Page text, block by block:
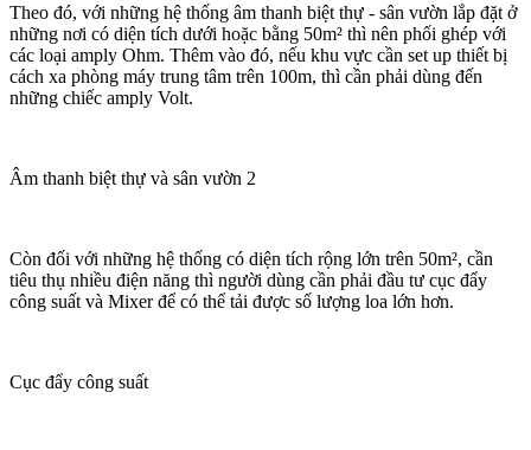
Theo đó, với những hệ thống âm thanh biệt thự - sân vườn lắp đặt ở
những nơi có diện tích dưới hoặc bằng 50m² thì nên phối ghép với
các loại amply Ohm. Thêm vào đó, nếu khu vực cần set up thiết bị
cách xa phòng máy trung tâm trên 100m, thì cần phải dùng đến
những chiếc amply Volt.
Âm thanh biệt thự và sân vườn 2
Còn đối với những hệ thống có diện tích rộng lớn trên 50m², cần
tiêu thụ nhiều điện năng thì người dùng cần phải đầu tư cục đẩy
công suất và Mixer để có thể tải được số lượng loa lớn hơn.
Cục đẩy công suất